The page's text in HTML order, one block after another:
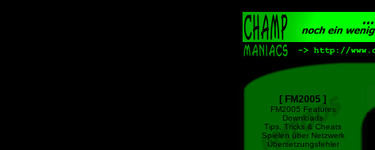
[ FM2005 ]
FM2005 Features
Downloads
Tips, Tricks & Cheats
Spielen über Netzwerk
Übersetzungsfehler